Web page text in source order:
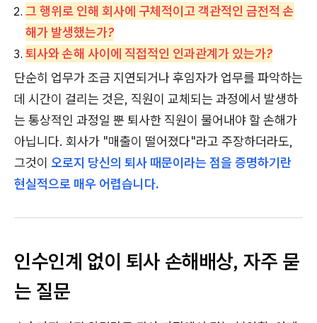
그 행위로 인해 회사에 구체적이고 객관적인 금전적 손
해가 발생했는가?
퇴사와 손해 사이에 직접적인 인과관계가 있는가?
단순히 업무가 조금 지연되거나 후임자가 업무를 파악하는
데 시간이 걸리는 것은, 직원이 교체되는 과정에서 발생하
는 통상적인 과정일 뿐 퇴사한 직원이 물어내야 할 손해가
아닙니다. 회사가 "매출이 떨어졌다"라고 주장하더라도,
그것이 오로지 당신의 퇴사 때문이라는 점을 증명하기란
현실적으로 매우 어렵습니다.
인수인계 없이 퇴사 손해배상, 자주 묻
는 질문